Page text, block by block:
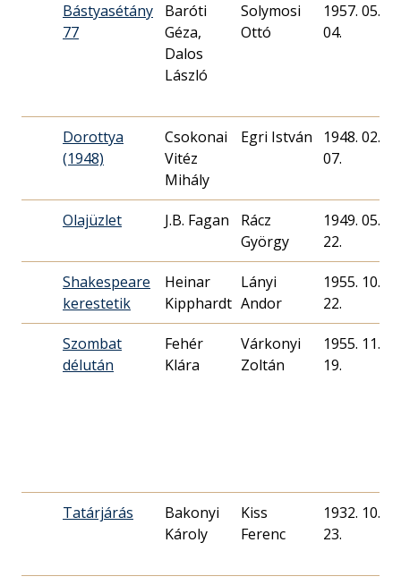
Bástyasétány
77
Baróti
Géza,
Dalos
László
Solymosi
Ottó
1957. 05.
04.
Dorottya
(1948)
Csokonai
Vitéz
Mihály
Egri István
1948. 02.
07.
Olajüzlet J.B. Fagan
Rácz
György
1949. 05.
22.
Shakespeare
kerestetik
Heinar
Kipphardt
Lányi
Andor
1955. 10.
22.
Szombat
délután
Fehér
Klára
Várkonyi
Zoltán
1955. 11.
19.
Tatárjárás
Bakonyi
Károly
Kiss
Ferenc
1932. 10.
23.